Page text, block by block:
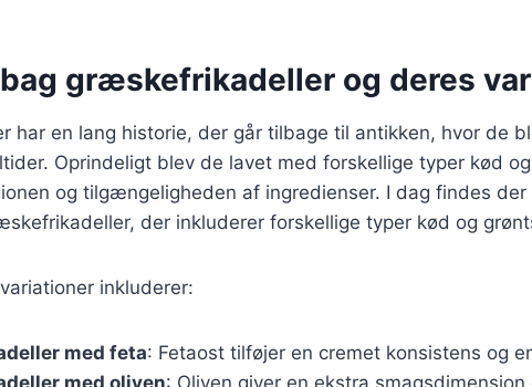
græskefrikadeller og deres
har en lang historie, der går tilbage til antikken, hvor de
Oprindeligt blev de lavet med forskellige typer kød
og tilgængeligheden af ingredienser. I dag findes der
der inkluderer forskellige typer kød og
inkluderer:
med feta: Fetaost tilføjer en cremet konsistens og
med oliven: Oliven giver en ekstra smagsdimension